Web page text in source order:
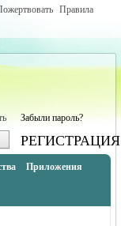
Правила
Забыли пароль?
РЕГИСТРАЦИЯ
Приложения